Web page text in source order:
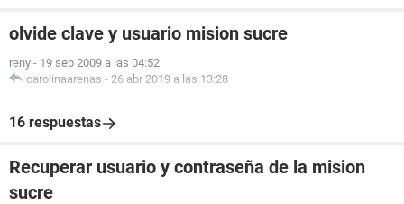
olvide clave y usuario mision sucre
reny - 19 sep 2009 a las 04:52
carolinaarenas - 26 abr 2019 a las 13:28
16 respuestas
Recuperar usuario y contraseña de la mision
sucre